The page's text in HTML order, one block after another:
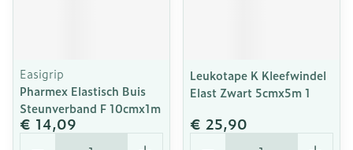
Easigrip
Pharmex Elastisch Buis
Steunverband F 10cmx1m
€ 14,09
Aantal
Leukotape K Kleefwindel
Elast Zwart 5cmx5m 1
€ 25,90
Aantal